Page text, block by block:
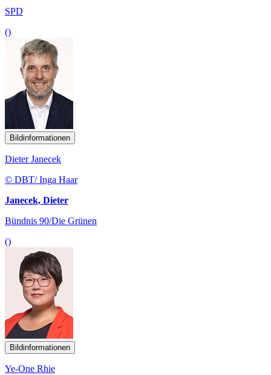
SPD
()
Bildinformationen
Dieter Janecek
© DBT/ Inga Haar
Janecek, Dieter
Bündnis 90/Die Grünen
()
Bildinformationen
Ye-One Rhie